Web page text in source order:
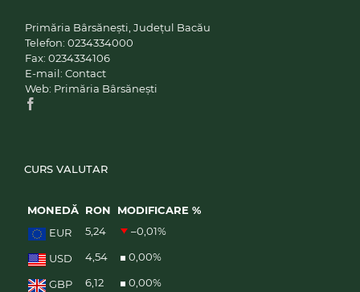
Primăria Bârsănești, Județul Bacău
Telefon: 0234334000
Fax: 0234334106
E-mail: Contact
Web: Primăria Bârsănești
CURS VALUTAR
MONEDĂ RON
MODIFICARE %
EUR
5,24 –0,01%
USD 4,54 0,00%
GBP 6,12 0,00%